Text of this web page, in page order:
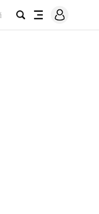
검
전
메
그